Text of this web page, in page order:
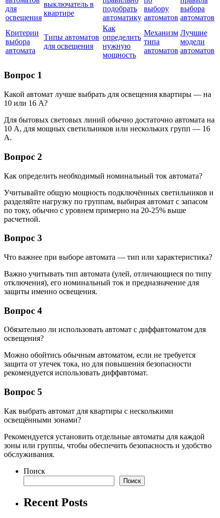
для
освещения
выключатель в
квартире
подобрать
автоматику
выбору
автоматов
выбора
автоматов
Критерии
выбора
автомата
Типы автоматов
для освещения
Как
определить
нужную
мощность
Механизм
типа
автоматов
Лучшие
модели
автоматов
Вопрос 1
Какой автомат лучше выбрать для освещения квартиры — на
10 или 16 А?
Для бытовых световых линий обычно достаточно автомата на
10 А, для мощных светильников или нескольких групп — 16
А.
Вопрос 2
Как определить необходимый номинальный ток автомата?
Учитывайте общую мощность подключённых светильников и
разделяйте нагрузку по группам, выбирая автомат с запасом
по току, обычно с уровнем примерно на 20-25% выше
расчетной.
Вопрос 3
Что важнее при выборе автомата — тип или характеристика?
Важно учитывать тип автомата (улей, отличающиеся по типу
отключения), его номинальный ток и предназначение для
защиты именно освещения.
Вопрос 4
Обязательно ли использовать автомат с диффавтоматом для
освещения?
Можно обойтись обычным автоматом, если не требуется
защита от утечек тока, но для повышения безопасности
рекомендуется использовать диффавтомат.
Вопрос 5
Как выбрать автомат для квартиры с несколькими
освещёнными зонами?
Рекомендуется установить отдельные автоматы для каждой
зоны или группы, чтобы обеспечить безопасность и удобство
обслуживания.
Поиск
Поиск
Recent Posts